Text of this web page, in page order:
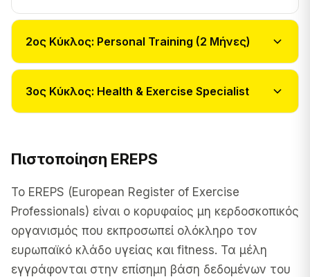
2ος Κύκλος: Personal Training (2 Μήνες)
3ος Κύκλος: Health & Exercise Specialist
Πιστοποίηση EREPS
Το EREPS (European Register of Exercise
Professionals) είναι ο κορυφαίος μη κερδοσκοπικός
οργανισμός που εκπροσωπεί ολόκληρο τον
ευρωπαϊκό κλάδο υγείας και fitness. Τα μέλη
εγγράφονται στην επίσημη βάση δεδομένων του